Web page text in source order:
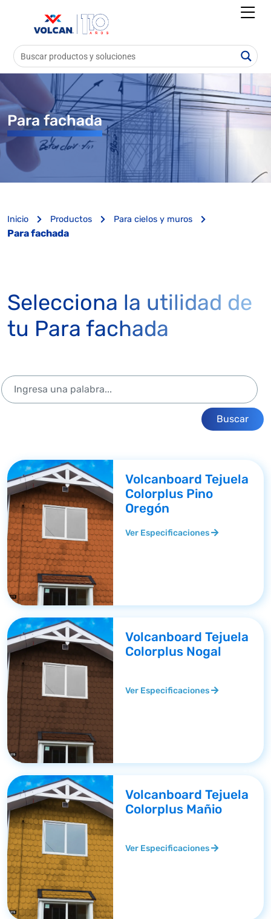
Para fachada
Inicio Productos Para cielos y muros
Para fachada
Selecciona la utilidad de
tu Para fachada
Buscar
Volcanboard Tejuela
Colorplus Pino
Oregón
Ver Especificaciones
Volcanboard Tejuela
Colorplus Nogal
Ver Especificaciones
Volcanboard Tejuela
Colorplus Mañio
Ver Especificaciones